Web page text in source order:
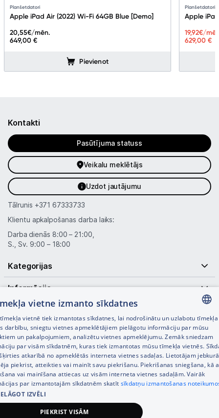
Planšetdatori
Apple iPad Air (2022) Wi-Fi 64GB Blue [Demo]
649,00 €
20,55€/mēn.
Pievienot
Planšetdatori
Apple
629,00 €
19,92€/
Kontakti
Pasūtījuma statuss
Veikalu meklētājs
Uzdot jautājumu
Tālrunis +371 67333733
Klientu apkalpošanas darba laiks:
Darba dienās 8:00 – 21:00,
S., Sv. 9:00 – 18:00
Kategorijas
Informācija
Noderīgas saites
© SIA Tet 2026 -
LATVIAN
RUSSIAN
ENGLISH
vietne izmanto sīkdatnes
vietnē tiek izmantotas sīkdatnes, lai nodrošinātu un uzlabotu tīmekļa
darbību, sniegtu vietnes apmeklētājiem pielāgotu informāciju par mūsu
un pakalpojumiem, analizētu vietnes apmeklējumu. Zemāk sniedzam
par visām sīkdatnēm, kuras tiek izmantotas mūsu tīmekļa vietnēs.
atkarībā no apmeklētās interneta vietnes sadaļas. Lietotājam
piekrist, atteikties vai mainīt savu piekrišanu. Piekrišanas sniegšana, kā
vai mainīšana attiecas uz visām interneta vietnes sadaļām. Vairāk
par izmantotajām sīkdatnēm skatīt sīkdatņu izmantošanas
IZVĒLI
PIEKRIST VISĀM